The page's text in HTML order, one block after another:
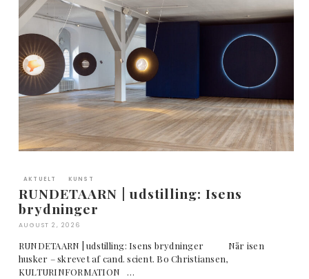
AKTUELT KUNST
RUNDETAARN | udstilling: Isens
brydninger
AUGUST 2, 2026
RUNDETAARN | udstilling: Isens brydninger Når isen
husker – skrevet af cand. scient. Bo Christiansen,
KULTURINFORMATION …